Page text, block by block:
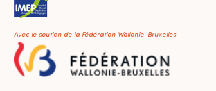
Avec le soutien de la Fédération Wallonie-Bruxelles